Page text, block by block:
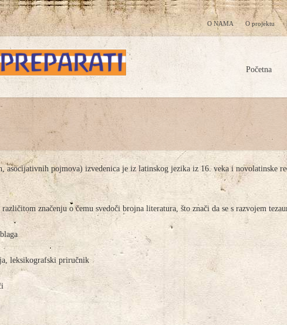
O NAMA O projektu
Početna
pojmova) izvedenica je iz latinskog jezika iz 16. veka i novolatinske
značenju o čemu svedoči brojna literatura, što znači da se s razvojem
leksikografski priručnik